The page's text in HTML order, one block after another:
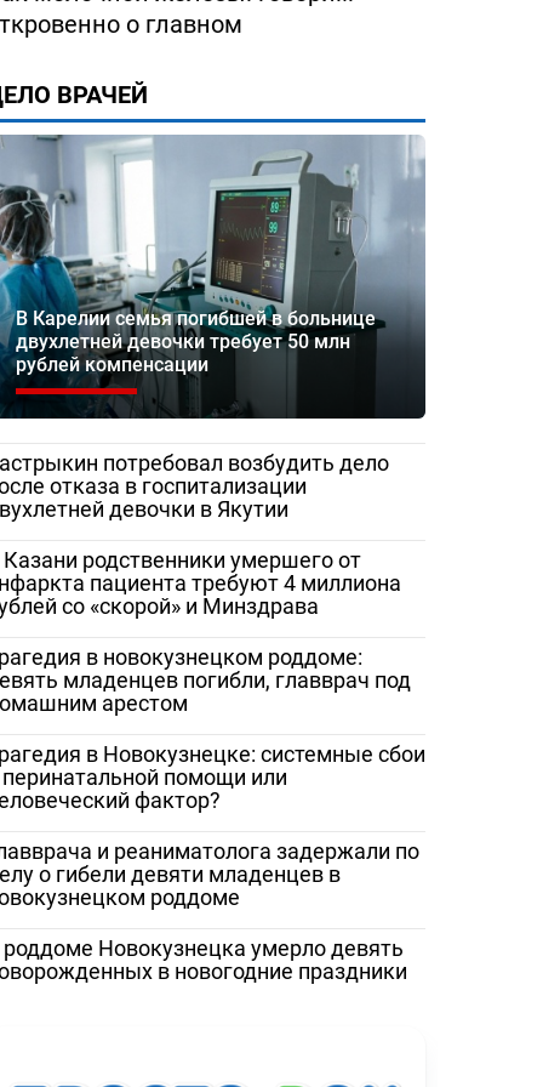
о главном
ВРАЧЕЙ
В Карелии семья погибшей в больнице
двухлетней девочки требует 50 млн
рублей компенсации
потребовал возбудить дело
отказа в госпитализации
девочки в Якутии
Казани родственники умершего от
пациента требуют 4 миллиона
со «скорой» и Минздрава
в новокузнецком роддоме:
младенцев погибли, главврач под
арестом
в Новокузнецке: системные сбои
перинатальной помощи или
фактор?
и реаниматолога задержали по
о гибели девяти младенцев в
роддоме
роддоме Новокузнецка умерло девять
в новогодние праздники